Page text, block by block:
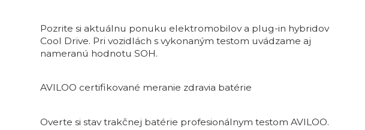
Pozrite si aktuálnu ponuku elektromobilov a plug-in hybridov
Cool Drive. Pri vozidlách s vykonaným testom uvádzame aj
nameranú hodnotu SOH.
AVILOO certifikované meranie zdravia batérie
Overte si stav trakčnej batérie profesionálnym testom AVILOO.